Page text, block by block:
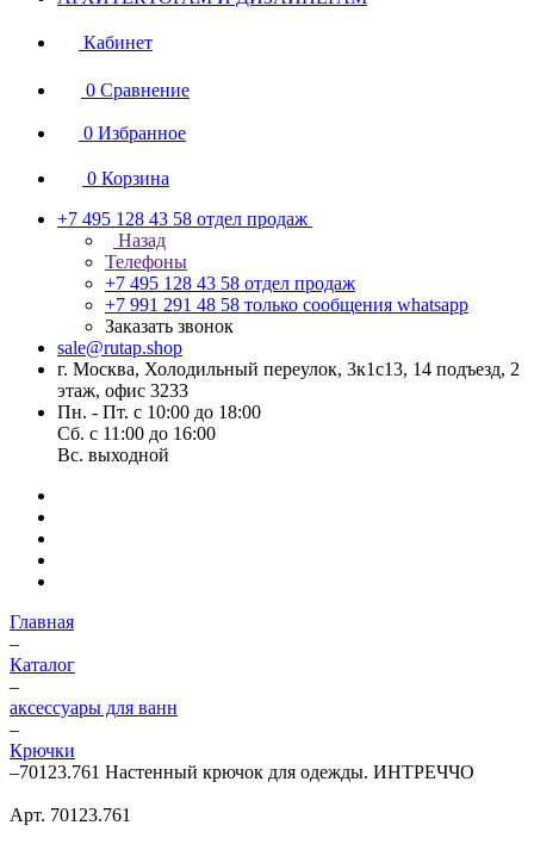
Кабинет
0 Сравнение
0 Избранное
0 Корзина
+7 495 128 43 58 отдел продаж
Назад
Телефоны
+7 495 128 43 58 отдел продаж
+7 991 291 48 58 только сообщения whatsapp
Заказать звонок
sale@rutap.shop
г. Москва, Холодильный переулок, 3к1с13, 14 подъезд, 2
этаж, офис 3233
Пн. - Пт. с 10:00 до 18:00
Сб. с 11:00 до 16:00
Вс. выходной
Главная
–
Каталог
–
аксессуары для ванн
–
Крючки
–70123.761 Настенный крючок для одежды. ИНТРЕЧЧО
Арт. 70123.761